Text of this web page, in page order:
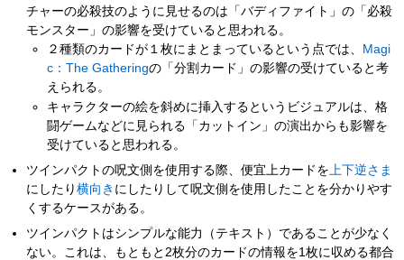
チャーの必殺技のように見せるのは「バディファイト」の「必殺
モンスター」の影響を受けていると思われる。
２種類のカードが１枚にまとまっているという点では、
Magi
c：The Gatheringの「分割カード」の影響の受けていると考
えられる。
キャラクターの絵を斜めに挿入するというビジュアルは、格
闘ゲームなどに見られる「カットイン」の演出からも影響を
受けていると思われる。
ツインパクトの呪文側を使用する際、便宜上カードを 上下逆さま
にしたり横向き にしたりして呪文側を使用したことを分かりやす
くするケースがある。
ツインパクトはシンプルな能力（テキスト）であることが少なく
ない。これは、もともと2枚分のカードの情報を1枚に収める都合